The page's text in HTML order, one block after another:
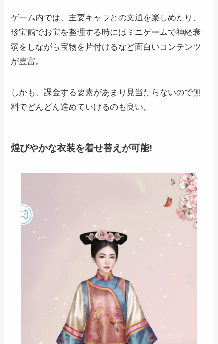
ゲーム内では、主要キャラとの文通を楽しめたり、
珍宝館でお宝を整理する時にはミニゲームで神経衰
弱をしながら宝物を片付けるなど面白いコンテンツ
が豊富。
しかも、課金する要素があまり見当たらないので無
料でどんどん進めていけるのも良い。
煌びやかな衣装を着せ替えが可能!